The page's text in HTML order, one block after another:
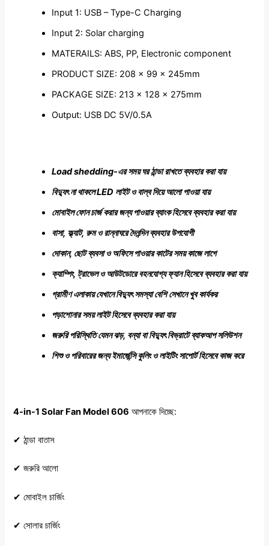
Input 1: USB – Type-C Charging
Input 2: Solar charging
MATERAILS: ABS, PP, Electronic component
PRODUCT SIZE: 208 x 99 x 245mm
PACKAGE SIZE: 213 x 128 × 275mm
Output: USB DC 5V/0.5A
Load shedding-এর সময় ঘর ঠান্ডা রাখতে ব্যবহার করা যায়
বিদ্যুৎ না থাকলে LED লাইট ও বাল্ব দিয়ে আলো পাওয়া যায়
মোবাইল ফোন চার্জ করার জন্য পাওয়ার ব্যাংক হিসেবে ব্যবহার করা যায়
বাসা, ফ্ল্যাট, রুম ও রান্নাঘরে দৈনন্দিন ব্যবহার উপযোগী
দোকান, ছোট ব্যবসা ও অফিসে পাওয়ার কাটের সময় কাজে লাগে
ক্যাম্পিং, ট্রাভেল ও আউটডোরে বহনযোগ্য ফ্যান হিসেবে ব্যবহার করা যায়
গ্রামীণ এলাকায় যেখানে বিদ্যুৎ সমস্যা বেশি সেখানে খুব কার্যকর
পড়াশোনার সময় লাইট হিসেবে ব্যবহার করা যায়
জরুরি পরিস্থিতি যেমন ঝড়, বন্যা বা বিদ্যুৎ বিভ্রাটে ব্যাকআপ সলিউশন
শিশু ও পরিবারের জন্য ইমার্জেন্সি কুলিং ও লাইটিং সাপোর্ট হিসেবে কাজ করে
4-in-1 Solar Fan Model 606 আপনাকে দিচ্ছে:
✔ ঠান্ডা বাতাস
✔ জরুরি আলো
✔ মোবাইল চার্জিং
✔ সোলার চার্জিং